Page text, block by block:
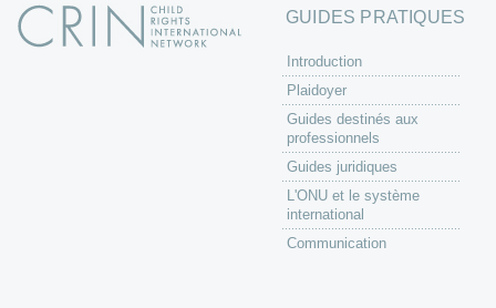
GUIDES PRATIQUES
Introduction
Plaidoyer
Guides destinés aux
professionnels
Guides juridiques
L'ONU et le système
international
Communication